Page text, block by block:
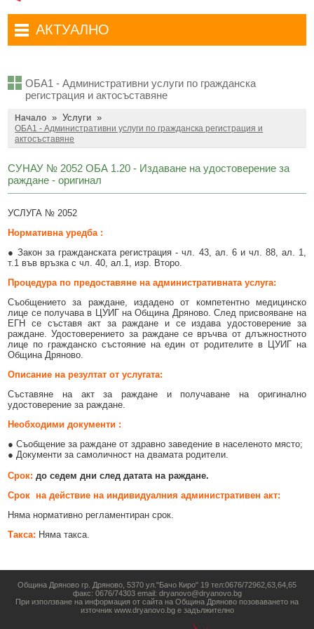
Достъп до информация
Антикорупция
Профил на купувача
Общ устройствен план
Устройство на територията
Общинско предприятие Чисто Дряново
Общинско предприятие Зелено Дряново
Финанси и бюджет
Образование
Социални дейности
Здравеопазване
Спорт и младежки дейности
Проекти по европейски програми
Управление при кризи, обществен ред и сигурност
Политика лични данни
BG05SFPR001-1.004-0019-C01 „Утвърждаване на интеркултурното
Туристически маршрути
Туристически информационен център
Съобщения
ОБА1 - Административни услуги по гражданска
регистрация и актосъставяне
Начало »Услуги »
ОБА1 - Административни услуги по гражданска регистрация и
актосъставяне
СУНАУ № 2052 ОБА 1.20 - Издаване на удостоверение за
раждане - оригинал
УСЛУГА № 2052
Нормативна уредба :
● Закон за гражданската регистрация - чл. 43, ал. 6 и чл. 88, ал. 1,
т.1 във връзка с чл. 40, ал.1, изр. Второ.
Процедура по предоставяне на административната услуга:
Съобщението за раждане, издадено от компетентно медицинско
лице се получава в ЦУИГ на Община Дряново. След присвояване на
ЕГН се съставя акт за раждане и се издава удостоверение за
раждане. Удостоверението за раждане се връчва от длъжностното
лице по гражданско състояние на един от родителите в ЦУИГ на
Община Дряново.
Описание на резултат от услугата:
Съставяне на акт за раждане и получаване на оригинално
удостоверение за раждане.
Необходими документи :
● Съобщение за раждане от здравно заведение в населеното място;
● Документи за самоличност на двамата родители.
Срок: до седем дни след датата на раждане.
Срок на действие на индивидуалния административен акт:
Няма нормативно регламентиран срок.
Такса: Няма такса.
Комплексно административно обслужване
АКТУАЛНО
Въвеждане на еврото в България
Местни избори 2023 година
Общинска избирателна комисия мандат 2023-2027 г.
Преброяване 2021
COVID-19 (Коронавирус)
Новини
Местни данъци и такси - информация и обяви
Проверка и плащане на задължения за данъци и такси
Списъци на длъжници
Търгове, конкурси и концесии
Културен календар
Мнения на гражданите
Община Дряново гр. Дряново, 5370 ул."Бачо Киро" 19 тел:0676/72962,63,64,65
факс: 0676/74303 email: dryanovo@dryanovo.bg
При използване на информация от сайта на Община Дряново позоваването на
източник www.dryanovo.bg е задължително